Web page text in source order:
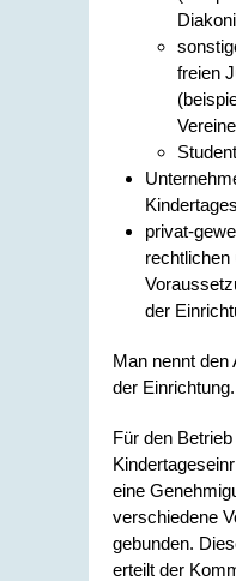
freien
privat-
rechtlichen
der
Man nennt den
der Einrichtung.
Für den
eine
verschiedene
gebunden.
erteilt der